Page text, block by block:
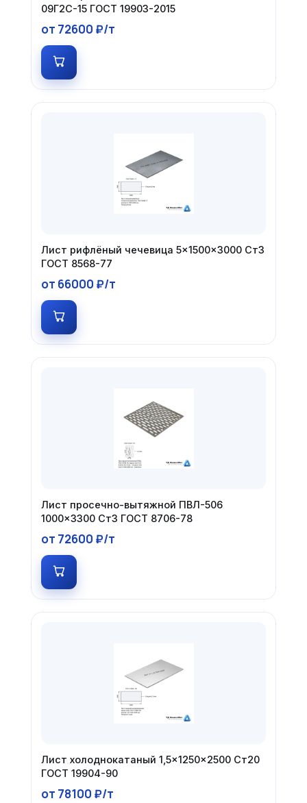
09Г2С-15 ГОСТ 19903-2015
от 72600 ₽/т
Лист рифлёный чечевица 5×1500×3000 Ст3
ГОСТ 8568-77
от 66000 ₽/т
Лист просечно-вытяжной ПВЛ-506
1000×3300 Ст3 ГОСТ 8706-78
от 72600 ₽/т
Лист холоднокатаный 1,5×1250×2500 Ст20
ГОСТ 19904-90
от 78100 ₽/т